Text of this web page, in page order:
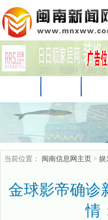
科技 时
当前位置： 闽南信息网主页 > 娱
金球影帝确诊
情